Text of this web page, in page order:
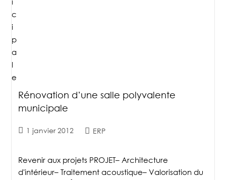
Rénovation d’une salle polyvalente
municipale
1 janvier 2012 ERP
Revenir aux projets PROJET– Architecture
d'intérieur– Traitement acoustique– Valorisation du